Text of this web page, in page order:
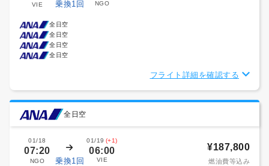
VIE 乗換1回 NGO
全日空
全日空
全日空
全日空
フライト詳細を確認する
全日空
01/18
07:20
NGO 乗換1回
01/19 (+1)
06:00
VIE
¥187,800
燃油費等込み